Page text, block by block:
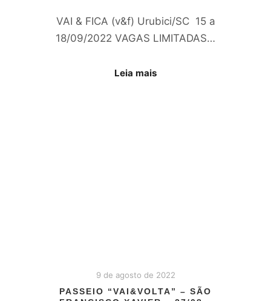
VAI & FICA (v&f) Urubici/SC 15 a
18/09/2022 VAGAS LIMITADAS…
Leia mais
9 de agosto de 2022
PASSEIO “VAI&VOLTA” – SÃO